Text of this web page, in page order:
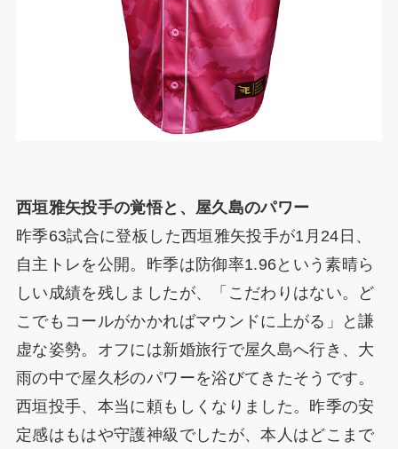
西垣雅矢投手の覚悟と、屋久島のパワー
昨季63試合に登板した西垣雅矢投手が1月24日、
自主トレを公開。昨季は防御率1.96という素晴ら
しい成績を残しましたが、「こだわりはない。ど
こでもコールがかかればマウンドに上がる」と謙
虚な姿勢。オフには新婚旅行で屋久島へ行き、大
雨の中で屋久杉のパワーを浴びてきたそうです。
西垣投手、本当に頼もしくなりました。昨季の安
定感はもはや守護神級でしたが、本人はどこまで